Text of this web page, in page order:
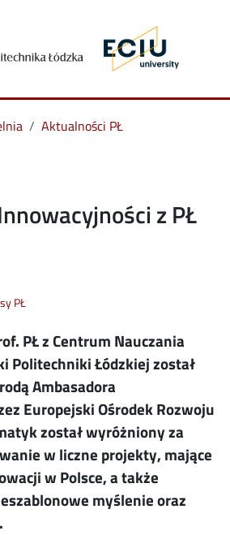
Aktualności PŁ
z PŁ
PŁ
PŁ z Centrum Nauczania
Politechniki Łódzkiej został
Ambasadora
Europejski Ośrodek Rozwoju
został wyróżniony za
w liczne projekty, mające
w Polsce, a także
myślenie oraz